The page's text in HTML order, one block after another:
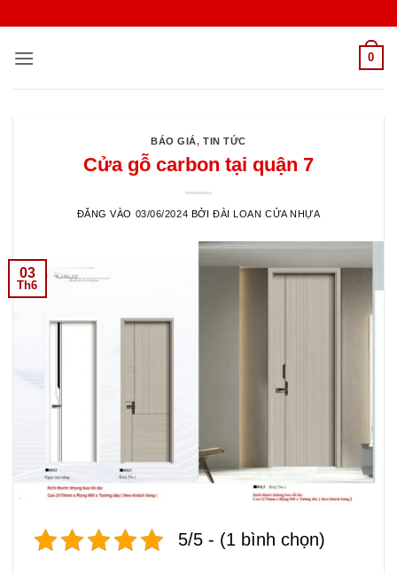
nội
0
BÁO GIÁ,TIN TỨC
Cửa gỗ carbon tại quận 7
ĐĂNG VÀO 03/06/2024 BỞI ĐÀI LOAN CỬA NHỰA
03
Th6
5/5 - (1 bình chọn)